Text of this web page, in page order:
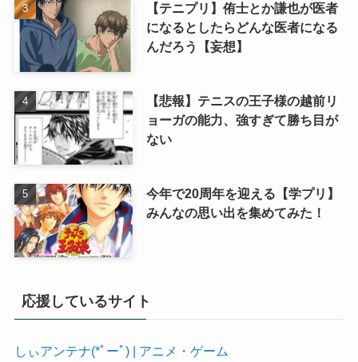
【テニプリ】侑士とか謙也が医者
になるとしたらどんな医者になる
んだろう【妄想】
【悲報】テニスの王子様の越前リ
ョーガの能力、強すぎて勝ち目が
ない
今年で20周年を迎える【学プリ】
みんなの思い出を集めてみた！
応援しているサイト
しぃアンテナ(*ﾟーﾟ) | アニメ・ゲーム